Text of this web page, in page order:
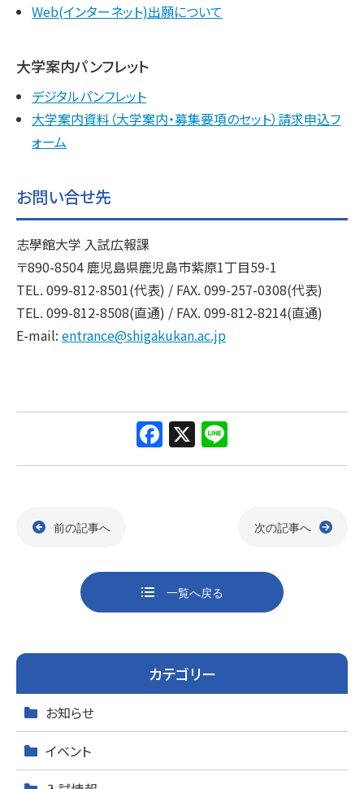
Web(インターネット)出願について
大学案内パンフレット
デジタルパンフレット
大学案内資料（大学案内・募集要項のセット）請求申込フ
ォーム
お問い合せ先
志學館大学 入試広報課
〒890-8504 鹿児島県鹿児島市紫原1丁目59-1
TEL. 099-812-8501(代表) / FAX. 099-257-0308(代表)
TEL. 099-812-8508(直通) / FAX. 099-812-8214(直通)
E-mail: entrance@shigakukan.ac.jp
F
a
o
o
k
X
n
前の記事へ 次の記事へ
一覧へ戻る
カテゴリー
お知らせ
イベント